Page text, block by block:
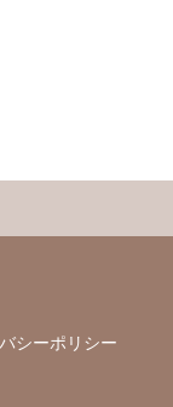
シーポリシー